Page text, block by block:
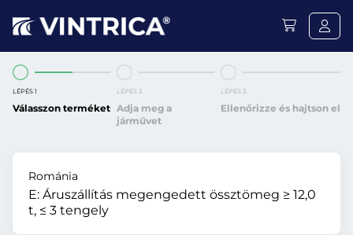
LÉPÉS 1
Válasszon terméket
LÉPÉS 2
Adja meg a
járművet
LÉPÉS 3
Ellenőrizze és hajtson el
Románia
E: Áruszállítás megengedett össztömeg ≥ 12,0
t, ≤ 3 tengely